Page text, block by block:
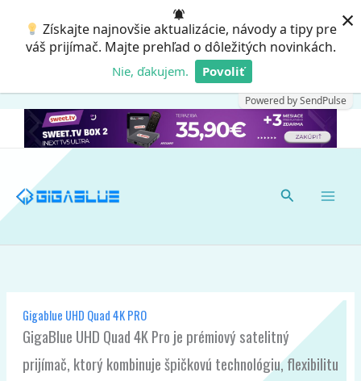
Získajte najnovšie aktualizácie, návody a tipy pre
váš prijímač. Majte prehľad o dôležitých novinkách.
Nie, ďakujem. Povoliť
Powered by SendPulse
×
Hľadať
Gigablue UHD Quad 4K PRO
GigaBlue UHD Quad 4K Pro je prémiový satelitný
prijímač, ktorý kombinuje špičkovú technológiu, flexibilitu